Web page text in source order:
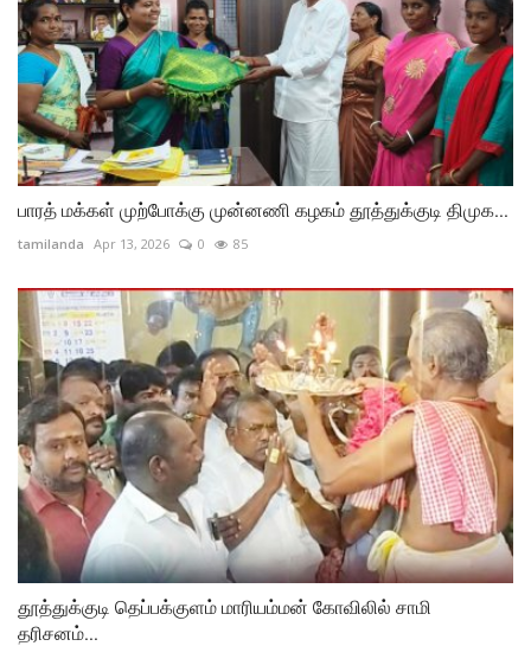
பாரத் மக்கள் முற்போக்கு முன்னணி கழகம் தூத்துக்குடி திமுக...
tamilanda Apr 13, 2026 0 85
தூத்துக்குடி தெப்பக்குளம் மாரியம்மன் கோவிலில் சாமி
தரிசனம்...